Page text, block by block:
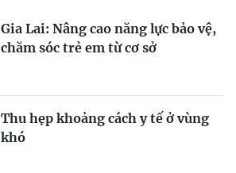
Gia Lai: Nâng cao năng lực bảo vệ,
chăm sóc trẻ em từ cơ sở
Thu hẹp khoảng cách y tế ở vùng
khó